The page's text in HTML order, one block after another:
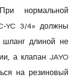
нормальной
YC 3/4» должны
шланг длиной не
а клапан JAYO
на резиновый